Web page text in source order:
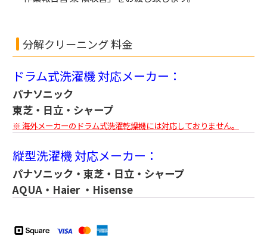
分解クリーニング 料金
ドラム式洗濯機 対応メーカー：
パナソニック
東芝・日立・シャープ
※ 海外メーカーのドラム式洗濯乾燥機には対応しておりません。
縦型洗濯機 対応メーカー：
パナソニック・東芝・日立・シャープ
AQUA・Haier ・Hisense